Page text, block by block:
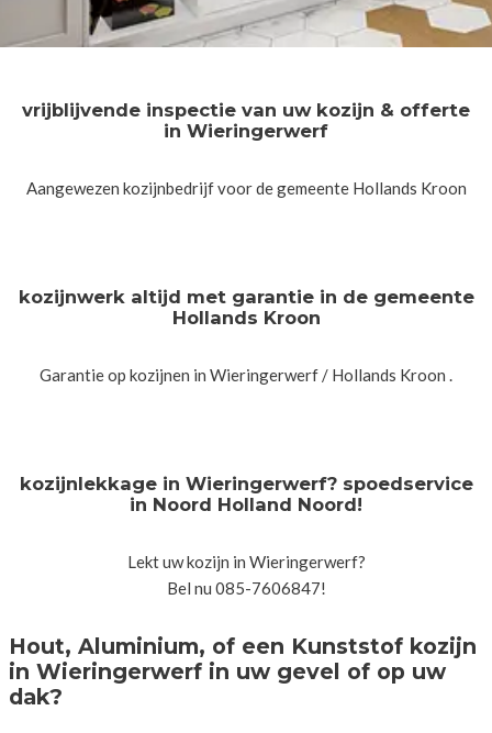
vrijblijvende inspectie van uw kozijn & offerte
in Wieringerwerf
Aangewezen kozijnbedrijf voor de gemeente Hollands Kroon
kozijnwerk altijd met garantie in de gemeente
Hollands Kroon
Garantie op kozijnen in Wieringerwerf / Hollands Kroon .
kozijnlekkage in Wieringerwerf? spoedservice
in Noord Holland Noord!
Lekt uw kozijn in Wieringerwerf?
Bel nu 085-7606847!
Hout, Aluminium, of een Kunststof kozijn
in Wieringerwerf in uw gevel of op uw
dak?